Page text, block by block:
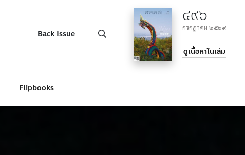
Back Issue
๔๙๖
กรกฎาคม ๒๕๖๙
ดูเนื้อหาในเล่ม
Flipbooks